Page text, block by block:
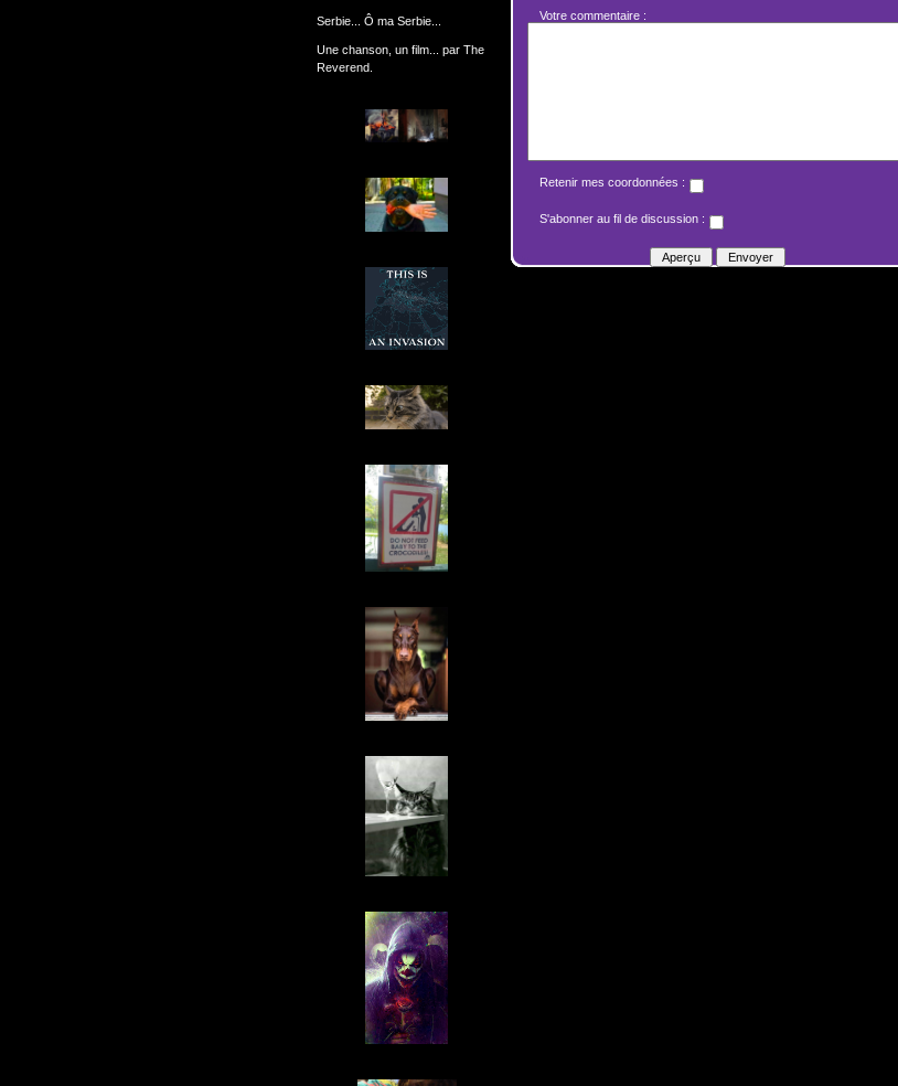
Serbie... Ô ma Serbie...
Une chanson, un film... par The
Reverend.
Votre commentaire :
Retenir mes coordonnées :
S'abonner au fil de discussion :